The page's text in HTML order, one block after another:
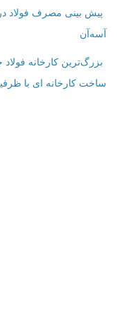
آسه‌آن
بزرگ‌ترین کارخانه
ساخت کارخانه ای با ظرفیت ۲۴ میلیون تن فولاد